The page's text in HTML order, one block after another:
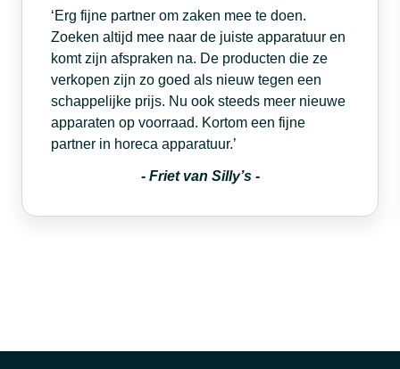
‘Erg fijne partner om zaken mee te doen.
Zoeken altijd mee naar de juiste apparatuur en
komt zijn afspraken na. De producten die ze
verkopen zijn zo goed als nieuw tegen een
schappelijke prijs. Nu ook steeds meer nieuwe
apparaten op voorraad. Kortom een fijne
partner in horeca apparatuur.’
- Friet van Silly’s-